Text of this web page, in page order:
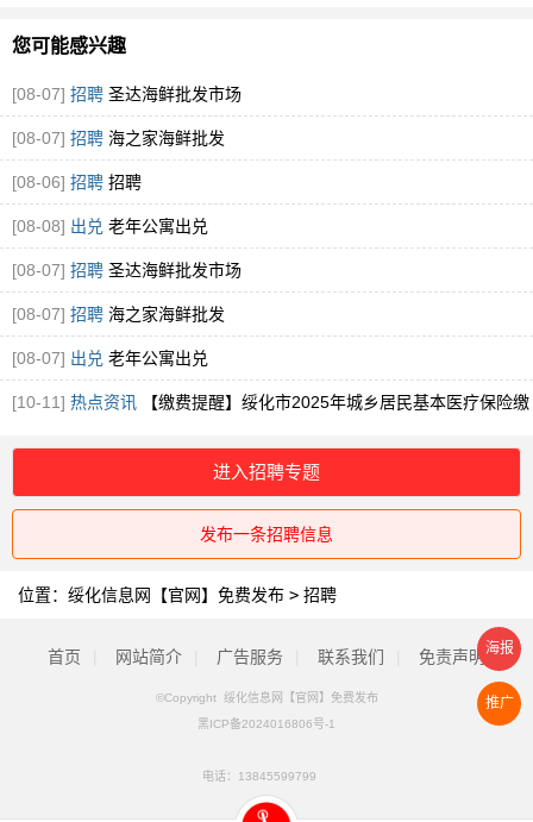
您可能感兴趣
[08-07] 招聘 圣达海鲜批发市场
[08-07] 招聘 海之家海鲜批发
[08-06] 招聘 招聘
[08-08] 出兑 老年公寓出兑
[08-07] 招聘 圣达海鲜批发市场
[08-07] 招聘 海之家海鲜批发
[08-07] 出兑 老年公寓出兑
[10-11] 热点资讯 【缴费提醒】绥化市2025年城乡居民基本医疗保险缴
费提醒！
进入招聘专题
发布一条招聘信息
位置： 绥化信息网【官网】免费发布 > 招聘
首页 网站简介 广告服务 联系我们 免责声明
©Copyright 绥化信息网【官网】免费发布
黑ICP备2024016806号-1
电话： 13845599799
推广
海报